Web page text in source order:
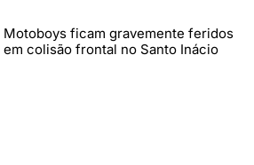
Motoboys ficam gravemente feridos
em colisão frontal no Santo Inácio